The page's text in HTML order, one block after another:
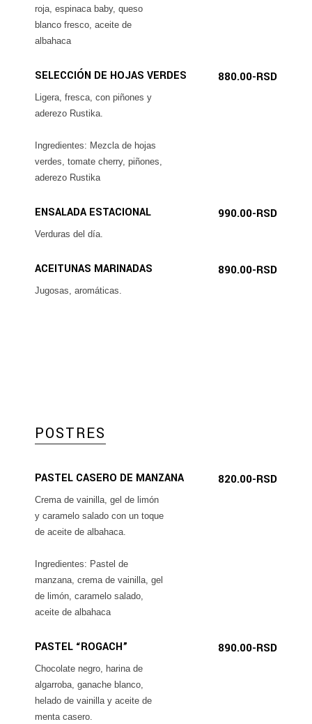
roja, espinaca baby, queso
blanco fresco, aceite de
albahaca
SELECCIÓN DE HOJAS VERDES 880.00-RSD
Ligera, fresca, con piñones y
aderezo Rustika.
Ingredientes: Mezcla de hojas
verdes, tomate cherry, piñones,
aderezo Rustika
ENSALADA ESTACIONAL 990.00-RSD
Verduras del día.
ACEITUNAS MARINADAS 890.00-RSD
Jugosas, aromáticas.
POSTRES
PASTEL CASERO DE MANZANA 820.00-RSD
Crema de vainilla, gel de limón
y caramelo salado con un toque
de aceite de albahaca.
Ingredientes: Pastel de
manzana, crema de vainilla, gel
de limón, caramelo salado,
aceite de albahaca
PASTEL “ROGACH” 890.00-RSD
Chocolate negro, harina de
algarroba, ganache blanco,
helado de vainilla y aceite de
menta casero.